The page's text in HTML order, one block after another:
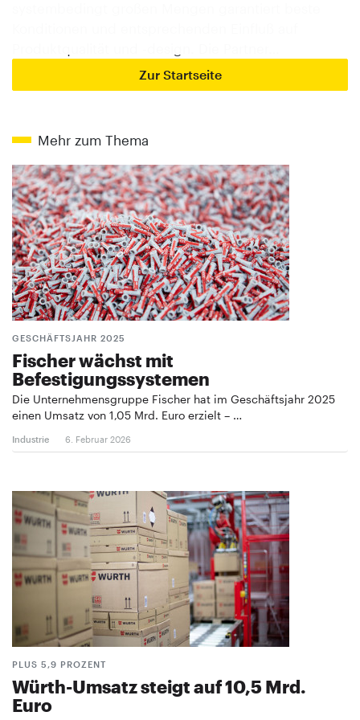
Zur Startseite
Mehr zum Thema
GESCHÄFTSJAHR 2025
Fischer wächst mit
Befestigungssystemen
Die Unternehmensgruppe Fischer hat im Geschäftsjahr 2025
einen Umsatz von 1,05 Mrd. Euro erzielt – …
Industrie 6. Februar 2026
PLUS 5,9 PROZENT
Würth-Umsatz steigt auf 10,5 Mrd.
Euro